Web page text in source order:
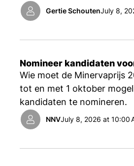
opgeroepen om te
wetgeving, die volgens de
Gertie SchoutenJuly 8,
Nomineer kandidaten
Wie moet de Minervaprijs
tot en met 1 oktober
kandidaten te nomineren.
NNVJuly 8, 2026 at 10:00